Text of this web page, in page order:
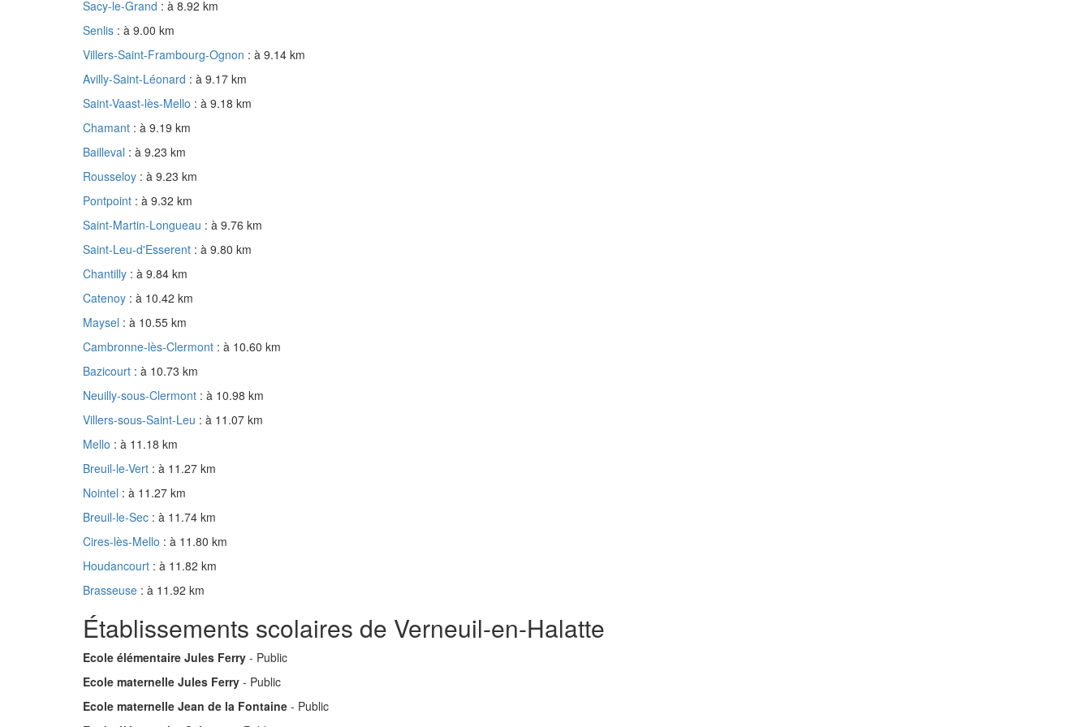
Sacy-le-Grand : à 8.92 km
Senlis : à 9.00 km
Villers-Saint-Frambourg-Ognon : à 9.14 km
Avilly-Saint-Léonard : à 9.17 km
Saint-Vaast-lès-Mello : à 9.18 km
Chamant : à 9.19 km
Bailleval : à 9.23 km
Rousseloy : à 9.23 km
Pontpoint : à 9.32 km
Saint-Martin-Longueau : à 9.76 km
Saint-Leu-d'Esserent : à 9.80 km
Chantilly : à 9.84 km
Catenoy : à 10.42 km
Maysel : à 10.55 km
Cambronne-lès-Clermont : à 10.60 km
Bazicourt : à 10.73 km
Neuilly-sous-Clermont : à 10.98 km
Villers-sous-Saint-Leu : à 11.07 km
Mello : à 11.18 km
Breuil-le-Vert : à 11.27 km
Nointel : à 11.27 km
Breuil-le-Sec : à 11.74 km
Cires-lès-Mello : à 11.80 km
Houdancourt : à 11.82 km
Brasseuse : à 11.92 km
Établissements scolaires de Verneuil-en-Halatte
Ecole élémentaire Jules Ferry - Public
Ecole maternelle Jules Ferry - Public
Ecole maternelle Jean de la Fontaine - Public